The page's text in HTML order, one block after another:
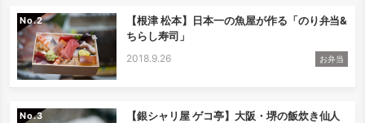
No.
【根津 松本】日本一の魚屋が作る「のり弁当&
ちらし寿司」
2018.9.26 お弁当
No.
【銀シャリ屋 ゲコ亭】大阪・堺の飯炊き仙人